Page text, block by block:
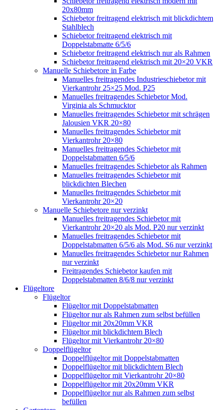
20x80mm
Schiebetor freitragend elektrisch mit blickdichtem
Stahlblech
Schiebetor freitragend elektrisch mit
Doppelstabmatte 6/5/6
Schiebetor freitragend elektrisch nur als Rahmen
Schiebetor freitragend elektrisch mit 20×20 VKR
Manuelle Schiebetore in Farbe
Manuelles freitragendes Industrieschiebetor mit
Vierkantrohr 25×25 Mod. P25
Manuelles freitragendes Schiebetor Mod.
Virginia als Schmucktor
Manuelles freitragendes Schiebetor mit schrägen
Jalousien VKR 20×80
Manuelles freitragendes Schiebetor mit
Vierkantrohr 20×80
Manuelles freitragendes Schiebetor mit
Doppelstabmatten 6/5/6
Manuelles freitragendes Schiebetor als Rahmen
Manuelles freitragendes Schiebetor mit
blickdichten Blechen
Manuelles freitragendes Schiebetor mit
Vierkantrohr 20×20
Manuelle Schiebetore nur verzinkt
Manuelles freitragendes Schiebetor mit
Vierkantrohr 20×20 als Mod. P20 nur verzinkt
Manuelles freitragendes Schiebetor mit
Doppelstabmatten 6/5/6 als Mod. S6 nur verzinkt
Manuelles freitragendes Schiebetor nur Rahmen
nur verzinkt
Freitragendes Schiebetor kaufen mit
Doppelstabmatten 8/6/8 nur verzinkt
Flügeltore
Flügeltor
Flügeltor mit Doppelstabmatten
Flügeltor nur als Rahmen zum selbst befüllen
Flügeltor mit 20x20mm VKR
Flügeltor mit blickdichtem Blech
Flügeltor mit Vierkantrohr 20×80
Doppelflügeltor
Doppelflügeltor mit Doppelstabmatten
Doppelflügeltor mit blickdichtem Blech
Doppelflügeltor mit Vierkantrohr 20×80
Doppelflügeltor mit 20x20mm VKR
Doppelflügeltor nur als Rahmen zum selbst
befüllen